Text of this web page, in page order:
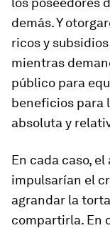
demás. Y
ricos y
mientras
público para
beneficios para
absoluta y
En cada caso,
impulsarían el
agrandar la
compartirla. En